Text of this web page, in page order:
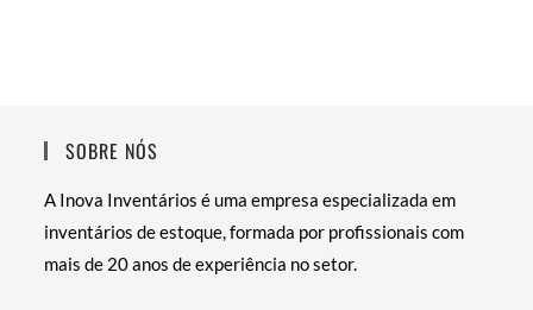
SOBRE NÓS
A Inova Inventários é uma empresa especializada em
inventários de estoque, formada por profissionais com
mais de 20 anos de experiência no setor.